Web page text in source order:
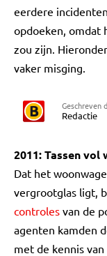
eerdere
opdoeken, omdat
zou zijn.
vaker misging.
Geschreven
Redactie
2011: Tassen vol
Dat het
vergrootglas ligt,
controles van de
agenten kamden
met de kennis